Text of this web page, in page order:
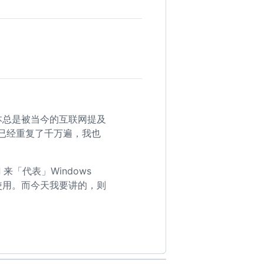
是被当今的互联网提及
重复了千万遍，我也
「代表」Windows
。而今天我要讲的，则